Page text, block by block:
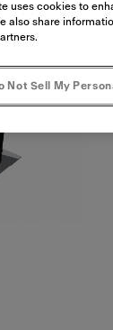
uses cookies to
also share
Not Sell My